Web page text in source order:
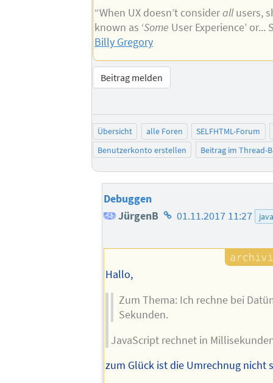
“When UX doesn’t considerallusers,
known as ‘Some User Experience’ or...
Billy Gregory
Beitrag melden
Übersicht alle Foren
SELFHTML-Forum
Benutzerkonto erstellen
Beitrag im Thread-
Debuggen
JürgenB Homepage
Autors
01.11.2017 11:27
Hallo,
Zum Thema: Ich rechne bei
Sekunden.
JavaScript rechnet in
zum Glück ist die Umrechnug nicht